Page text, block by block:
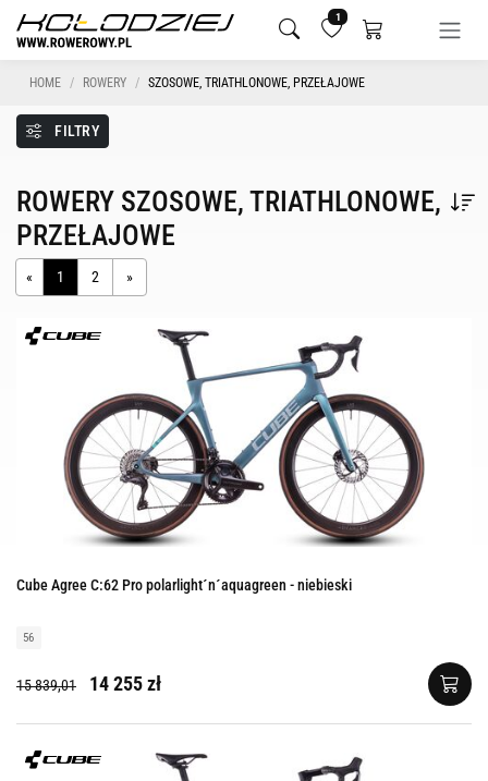
1
HOME ROWERY SZOSOWE, TRIATHLONOWE, PRZEŁAJOWE
FILTRY
ROWERY SZOSOWE, TRIATHLONOWE,
PRZEŁAJOWE
« 1 2 »
Cube Agree C:62 Pro polarlight´n´aquagreen - niebieski
56
15 839,01 14 255 zł